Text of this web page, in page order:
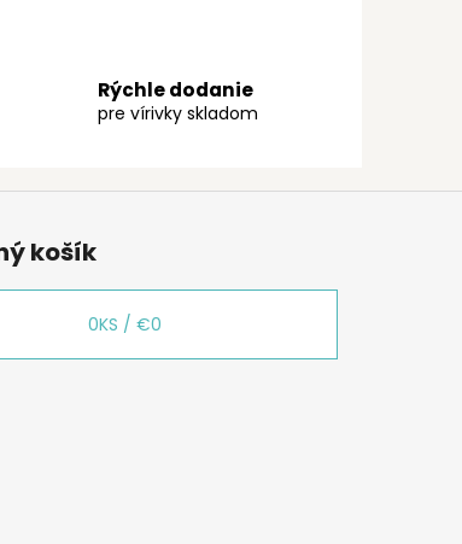
Rýchle dodanie
pre vírivky skladom
košík
0KS /€0